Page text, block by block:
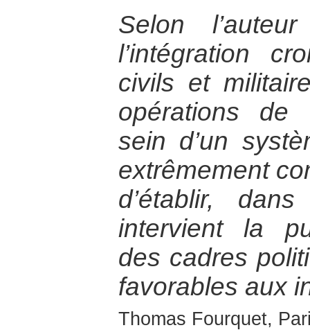
Selon
l’intégration
civils et
opérations de
sein d’un
extrêmement
d’établir,
intervient la
des cadres
favorables aux
Thomas Fourquet,